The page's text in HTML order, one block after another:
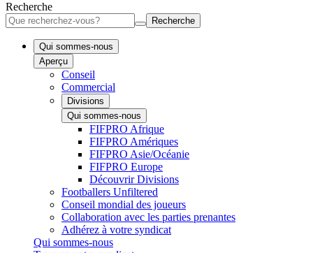
Recherche
Recherche
Qui sommes-nous
Aperçu
Conseil
Commercial
Divisions
Qui sommes-nous
FIFPRO Afrique
FIFPRO Amériques
FIFPRO Asie/Océanie
FIFPRO Europe
Découvrir Divisions
Footballers Unfiltered
Conseil mondial des joueurs
Collaboration avec les parties prenantes
Adhérez à votre syndicat
Qui sommes-nous